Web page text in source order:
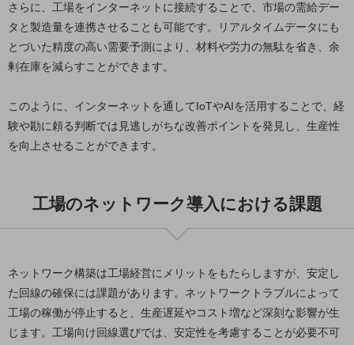
ドコモBiz データ無制限 ドコモ MAX ドコモ mini ドコモBiz かけ放題
ケータイプラン
5Gデータプラス
データプラス
IoT向け回線料金
端末の一元管理
回線・ネットワーク
お手続き
さらに、工場をインターネットに接続することで、市場の需給デー
タと製造量を連携させることも可能です。リアルタイムデータにも
とづいた精度の高い需要予測により、材料や労力の無駄を省き、余
剰在庫を減らすことができます。
このように、インターネットを通してIoTやAIを活用することで、経
験や勘に頼る判断では見逃しがちな改善ポイントを発見し、生産性
を向上させることができます。
工場のネットワーク導入における課題
ネットワーク構築は工場経営にメリットをもたらしますが、安定し
た回線の確保には課題があります。ネットワークトラブルによって
工場の稼働が停止すると、生産遅延やコスト増など深刻な影響が生
じます。工場向け回線選びでは、安定性を考慮することが必要不可